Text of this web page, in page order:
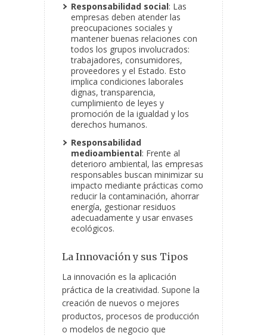
Responsabilidad social: Las
empresas deben atender las
preocupaciones sociales y
mantener buenas relaciones con
todos los grupos involucrados:
trabajadores, consumidores,
proveedores y el Estado. Esto
implica condiciones laborales
dignas, transparencia,
cumplimiento de leyes y
promoción de la igualdad y los
derechos humanos.
Responsabilidad
medioambiental: Frente al
deterioro ambiental, las empresas
responsables buscan minimizar su
impacto mediante prácticas como
reducir la contaminación, ahorrar
energía, gestionar residuos
adecuadamente y usar envases
ecológicos.
La Innovación y sus Tipos
La innovación es la aplicación
práctica de la creatividad. Supone la
creación de nuevos o mejores
productos, procesos de producción
o modelos de negocio que